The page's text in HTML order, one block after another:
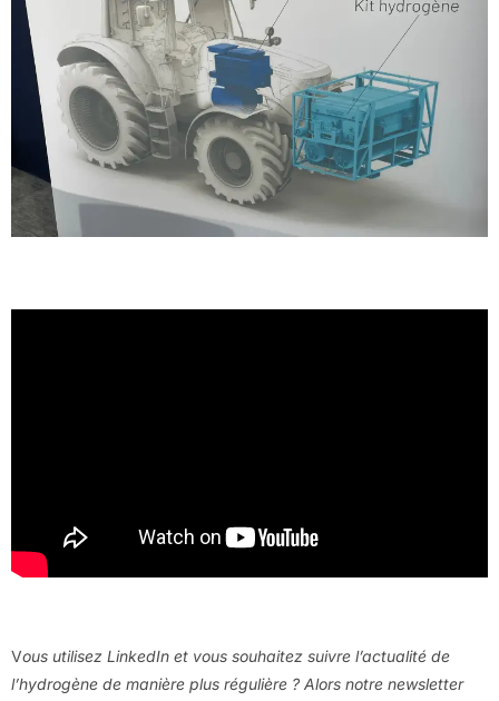
Vous utilisez LinkedIn et vous souhaitez suivre l’actualité de
l’hydrogène de manière plus régulière ? Alors notre newsletter